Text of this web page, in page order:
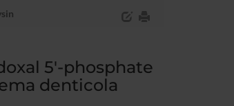
5'-phosphate
denticola